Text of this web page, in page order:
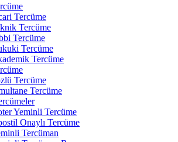
Tercüme
Tercüme
Tercüme
Tercüme
Tercüme
Tercüme
Tercüme
Yeminli Tercüme
Onaylı Tercüme
Tercüman